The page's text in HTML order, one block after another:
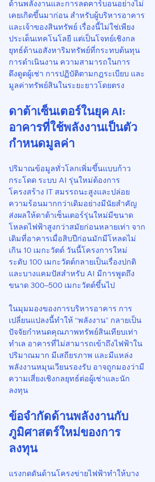
ด้านพลังงานและการลดคาร์บอนอย่างไม่
เคยเกิดขึ้นมาก่อน สำหรับผู้บริหารอาคาร
และเจ้าของสินทรัพย์ เรื่องนี้ไม่ใช่เพียง
ประเด็นเทคโนโลยี แต่เป็นโจทย์เชิงกล
ยุทธ์ด้านอสังหาริมทรัพย์ที่กระทบต้นทุน
การดำเนินงาน ความสามารถในการ
ดึงดูดผู้เช่า การปฏิบัติตามกฎระเบียบ และ
มูลค่าทรัพย์สินในระยะยาวโดยตรง
ดาต้าเซ็นเตอร์ในยุค AI:
อาคารที่ใช้พลังงานเป็นตัว
กำหนดมูลค่า
ปริมาณข้อมูลทั่วโลกเพิ่มขึ้นแบบก้าว
กระโดด ระบบ AI รุ่นใหม่ต้องการ
โครงสร้าง IT สมรรถนะสูงและปล่อย
ความร้อนมากกว่าเดิมอย่างมีนัยสำคัญ
ส่งผลให้ดาต้าเซ็นเตอร์รุ่นใหม่มีขนาด
โหลดไฟฟ้าสูงกว่าสมัยก่อนหลายเท่า จาก
เดิมที่อาคารเมื่อสิบปีก่อนมักมีโหลดไม่
เกิน 10 เมกะวัตต์ วันนี้โครงการใหม่
ระดับ 100 เมกะวัตต์กลายเป็นเรื่องปกติ
และบางแคมปัสสำหรับ AI มีการพูดถึง
ขนาด 300–500 เมกะวัตต์ขึ้นไป
ในมุมมองของการบริหารอาคาร การ
เปลี่ยนแปลงนี้ทำให้ “พลังงาน” กลายเป็น
ปัจจัยกำหนดคุณภาพทรัพย์สินเทียบเท่า
ทำเล อาคารที่ไม่สามารถเข้าถึงไฟฟ้าใน
ปริมาณมาก มีเสถียรภาพ และมีแหล่ง
พลังงานหมุนเวียนรองรับ อาจถูกมองว่ามี
ความเสี่ยงเชิงกลยุทธ์ต่อผู้เช่าและนัก
ลงทุน
ข้อจำกัดด้านพลังงานกับ
ภูมิศาสตร์ใหม่ของการ
ลงทุน
แรงกดดันด้านโครงข่ายไฟฟ้าทำให้บาง